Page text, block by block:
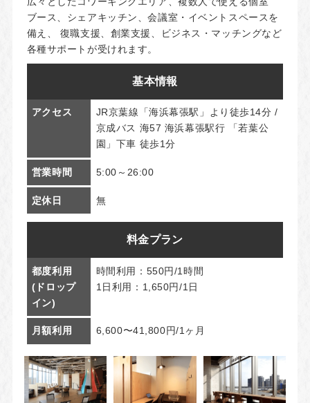
ブース、シェアキッチン、会議室・イベントスペースを
備え、 復職支援、創業支援、ビジネス・マッチングなど
各種サポートが受けれます。
基本情報
アクセス
JR京葉線「海浜幕張駅」より徒歩14分 /
京成バス 海57 海浜幕張駅行 「若葉公
園」下車 徒歩1分
営業時間 5:00～26:00
定休日 無
料金プラン
都度利用
(ドロップ
イン)
時間利用：550円/1時間
1日利用：1,650円/1日
月額利用 6,600〜41,800円/1ヶ月